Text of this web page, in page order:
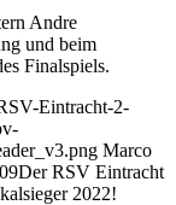
Andre
und beim
Finalspiels.
Eintracht-2-
Marco
Der RSV Eintracht
2022!